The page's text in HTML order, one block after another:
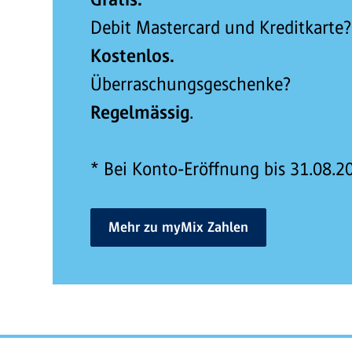
Debit Mastercard und Kreditkarte?
Kostenlos.
Überraschungsgeschenke?
Regelmässig.
* Bei Konto-Eröffnung bis
Mehr zu myMix Zahlen